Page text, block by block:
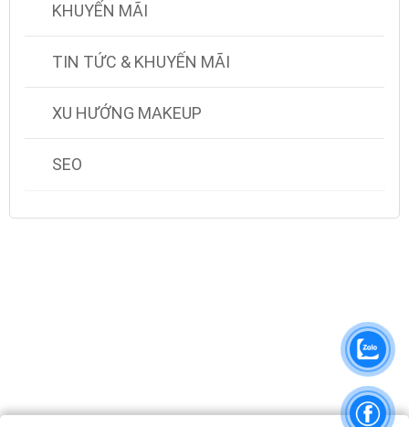
KHUYẾN MÃI
TIN TỨC & KHUYẾN MÃI
XU HƯỚNG MAKEUP
SEO